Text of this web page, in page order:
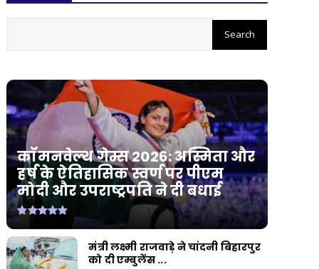
कॉमनवेल्थ गेम्स 2026: अस्मिता और
हर्ष के ऐतिहासिक स्वर्ण पर पीएम
मोदी और उपराष्ट्रपति ने दी बधाई
मंत्री लक्ष्मी राजवाड़े ने चांदनी बिहारपुर
को दी एम्बुलेंस ...